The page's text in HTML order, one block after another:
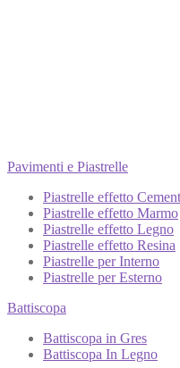
Pavimenti e Piastrelle
Piastrelle effetto
Piastrelle effetto Marmo
Piastrelle effetto Legno
Piastrelle effetto Resina
Piastrelle per Interno
Piastrelle per Esterno
Battiscopa
Battiscopa in Gres
Battiscopa In Legno